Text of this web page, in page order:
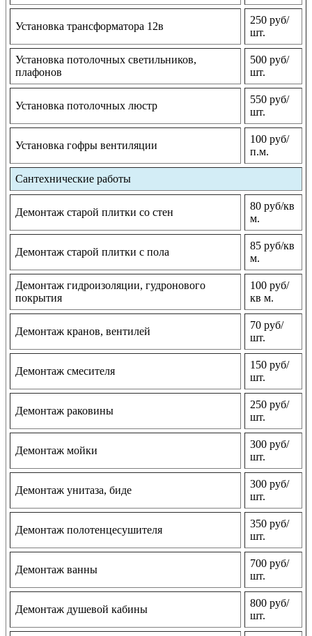
Установка трансформатора 12в
250 руб/
шт.
Установка потолочных светильников,
плафонов
500 руб/
шт.
Установка потолочных люстр
550 руб/
шт.
Установка гофры вентиляции
100 руб/
п.м.
Сантехнические работы
Демонтаж старой плитки со стен
80 руб/кв
м.
Демонтаж старой плитки с пола
85 руб/кв
м.
Демонтаж гидроизоляции, гудронового
покрытия
100 руб/
кв м.
Демонтаж кранов, вентилей
70 руб/
шт.
Демонтаж смесителя
150 руб/
шт.
Демонтаж раковины
250 руб/
шт.
Демонтаж мойки
300 руб/
шт.
Демонтаж унитаза, биде
300 руб/
шт.
Демонтаж полотенцесушителя
350 руб/
шт.
Демонтаж ванны
700 руб/
шт.
Демонтаж душевой кабины
800 руб/
шт.